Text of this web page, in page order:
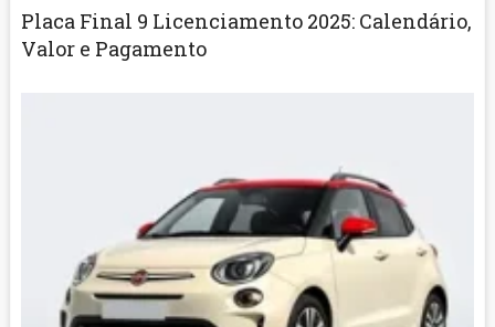
Placa Final 9 Licenciamento 2025: Calendário,
Valor e Pagamento